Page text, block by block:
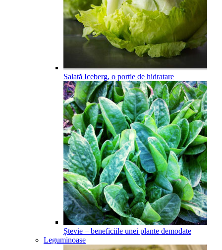
Salată Iceberg, o porție de hidratare
Ștevie – beneficiile unei plante demodate
Leguminoase